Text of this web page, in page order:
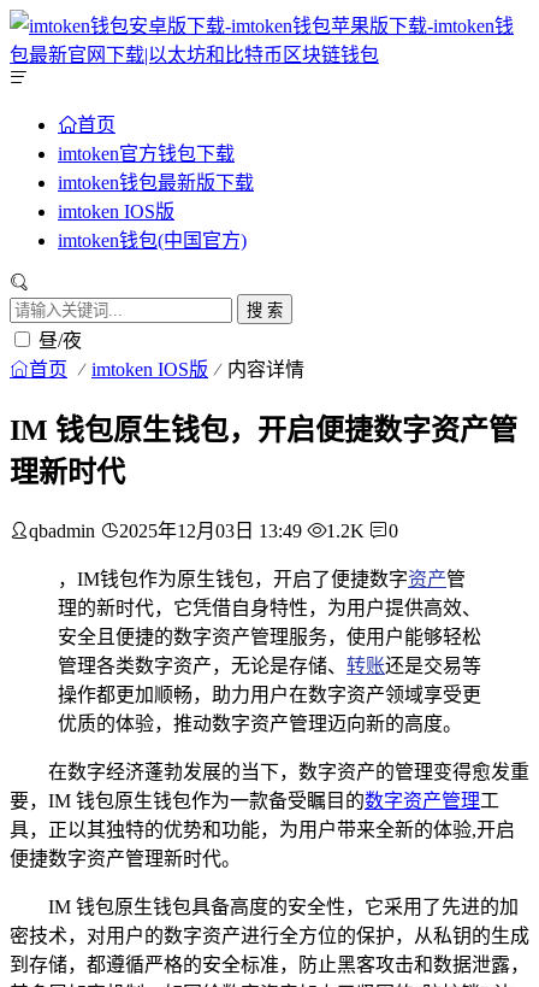
首页
imtoken官方钱包下载
imtoken钱包最新版下载
imtoken IOS版
imtoken钱包(中国官方)
搜 索
昼/夜
首页 imtoken IOS版 内容详情
IM 钱包原生钱包，开启便捷数字资产管
理新时代
qbadmin 2025年12月03日 13:49 1.2K 0
，IM钱包作为原生钱包，开启了便捷数字资产管
理的新时代，它凭借自身特性，为用户提供高效、
安全且便捷的数字资产管理服务，使用户能够轻松
管理各类数字资产，无论是存储、 转账还是交易等
操作都更加顺畅，助力用户在数字资产领域享受更
优质的体验，推动数字资产管理迈向新的高度。
在数字经济蓬勃发展的当下，数字资产的管理变得愈发重
要，IM 钱包原生钱包作为一款备受瞩目的数字资产管理工
具，正以其独特的优势和功能，为用户带来全新的体验,开启
便捷数字资产管理新时代。
IM 钱包原生钱包具备高度的安全性，它采用了先进的加
密技术，对用户的数字资产进行全方位的保护，从私钥的生成
到存储，都遵循严格的安全标准，防止黑客攻击和数据泄露，